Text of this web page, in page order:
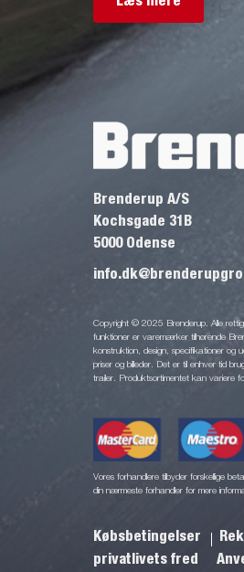
Brenderup A/S
Kochsgade 31B
5000 Odense
Copyright © 2025 Brenderup. Alle
funktioner er varemærker tilhørende
konstruktion, design, specifikationer og
priser og billeder. Det er til enhver tid
trailer. Produktsortimentet kan variere
Vores forhandlere tilbyder forskellige
din nærmeste forhandler for mere
Købsbetingelser
privatlivets fred